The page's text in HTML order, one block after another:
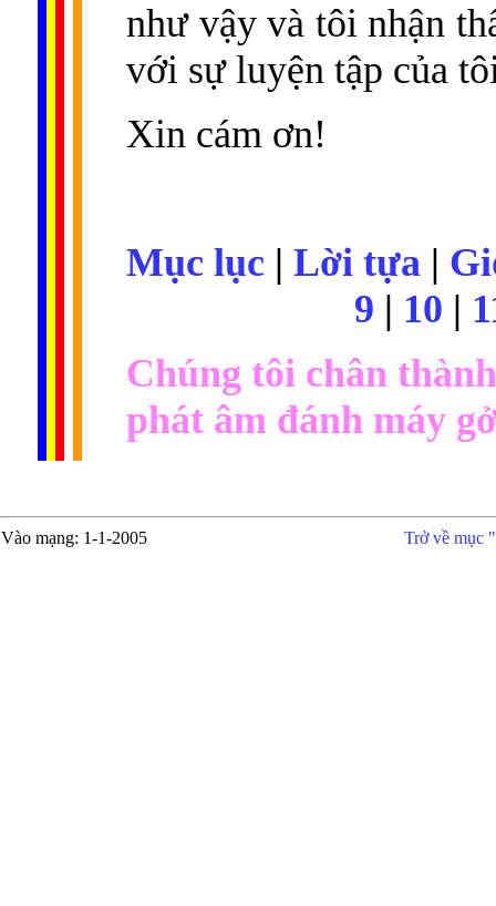
như vậy và tôi nhận
với sự luyện tập của
Xin cám ơn!
Mục lục | Lời tựa |
9 | 10 |
Chúng tôi chân
phát âm đánh máy
Vào mạng: 1-1-2005 Trở về mục "